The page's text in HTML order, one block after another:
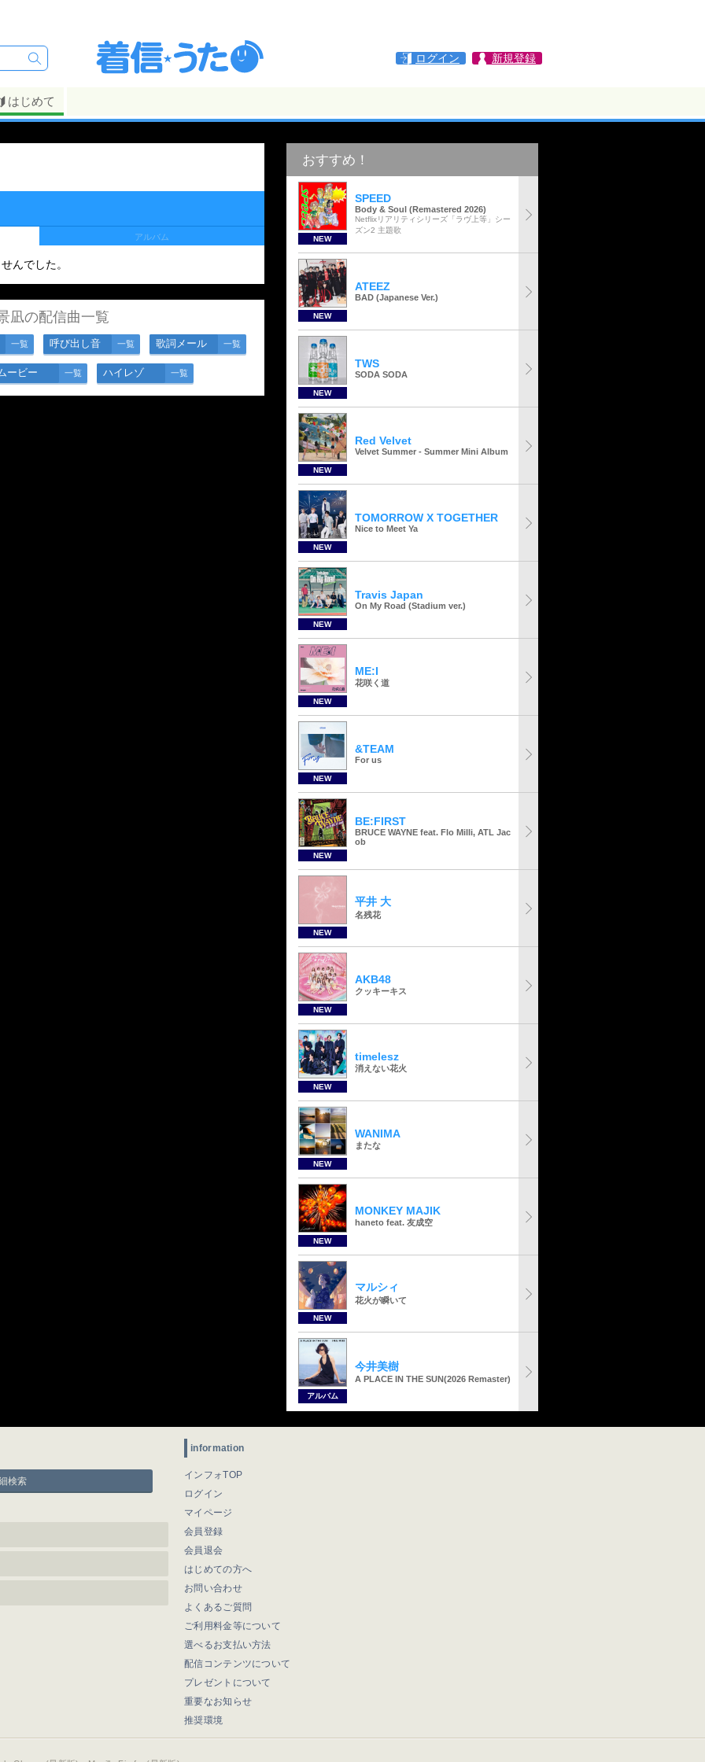
ログイン 新規登録
はじめて
アルバム
んでした。
凪の配信曲一覧
一覧 呼び出し音 一覧 歌詞メール 一覧
ービー 一覧 ハイレゾ 一覧
おすすめ！
NEW
SPEED
Body & Soul (Remastered 2026)
Netflixリアリティシリーズ「ラヴ上等」シー
ズン2 主題歌
NEW
ATEEZ
BAD (Japanese Ver.)
NEW
TWS
SODA SODA
NEW
Red Velvet
Velvet Summer - Summer Mini Album
NEW
TOMORROW X TOGETHER
Nice to Meet Ya
NEW
Travis Japan
On My Road (Stadium ver.)
NEW
ME:I
花咲く道
NEW
&TEAM
For us
NEW
BE:FIRST
BRUCE WAYNE feat. Flo Milli, ATL Jac
ob
NEW
平井 大
名残花
NEW
AKB48
クッキーキス
NEW
timelesz
消えない花火
NEW
WANIMA
またな
NEW
MONKEY MAJIK
haneto feat. 友成空
NEW
マルシィ
花火が瞬いて
アルバム
今井美樹
A PLACE IN THE SUN(2026 Remaster)
検索
information
インフォTOP
ログイン
マイページ
会員登録
会員退会
はじめての方へ
お問い合わせ
よくあるご質問
ご利用料金等について
選べるお支払い方法
配信コンテンツについて
プレゼントについて
重要なお知らせ
推奨環境